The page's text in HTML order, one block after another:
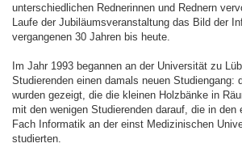
unterschiedlichen Rednerinnen und Rednern
Laufe der Jubiläumsveranstaltung das Bild der
vergangenen 30 Jahren bis heute.
Im Jahr 1993 begannen an der Universität zu
Studierenden einen damals neuen Studiengang:
wurden gezeigt, die die kleinen Holzbänke in
mit den wenigen Studierenden darauf, die in den
Fach Informatik an der einst Medizinischen
studierten.